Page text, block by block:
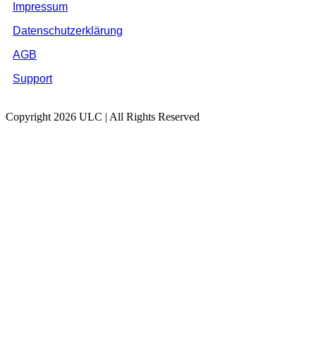
Impressum
Datenschutzerklärung
AGB
Support
Copyright 2026 ULC | All Rights Reserved